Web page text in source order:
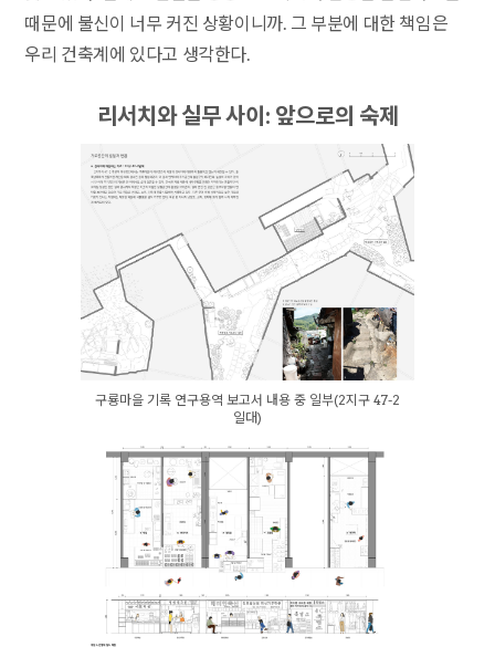
때문에 불신이 너무 커진 상황이니까. 그 부분에 대한 책임은
우리 건축계에 있다고 생각한다.
리서치와 실무 사이: 앞으로의 숙제
구룡마을 기록 연구용역 보고서 내용 중 일부(2지구 47-2
일대)